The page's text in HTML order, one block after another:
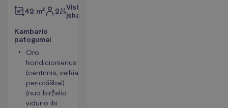
42 m² 2
Viskas
įskaičiuota
Kambario
patogumai
Oro
kondicionierius
(centrinis, veikia
periodiškai)
(nuo birželio
vidurio iki